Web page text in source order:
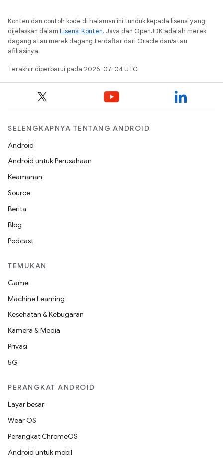
Konten dan contoh kode di halaman ini tunduk kepada lisensi yang
dijelaskan dalam Lisensi Konten. Java dan OpenJDK adalah merek
dagang atau merek dagang terdaftar dari Oracle dan/atau
afiliasinya.
Terakhir diperbarui pada 2026-07-04 UTC.
SELENGKAPNYA TENTANG ANDROID
Android
Android untuk Perusahaan
Keamanan
Source
Berita
Blog
Podcast
TEMUKAN
Game
Machine Learning
Kesehatan & Kebugaran
Kamera & Media
Privasi
5G
PERANGKAT ANDROID
Layar besar
Wear OS
Perangkat ChromeOS
Android untuk mobil